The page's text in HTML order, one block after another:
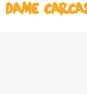
DAME